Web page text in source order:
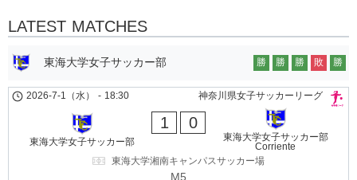
LATEST MATCHES
東海大学女子サッカー部 勝 勝 勝 敗 勝
神奈川県女子サッカーリーグ
2026-7-1（水） - 18:30
東海大学女子サッカー部
1 0
東海大学女子サッカー部
Corriente
東海大学湘南キャンパスサッカー場
M5